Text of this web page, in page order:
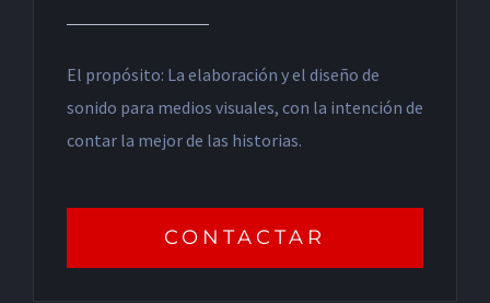
El propósito: La elaboración y el diseño de
sonido para medios visuales, con la intención de
contar la mejor de las historias.
CONTACTAR